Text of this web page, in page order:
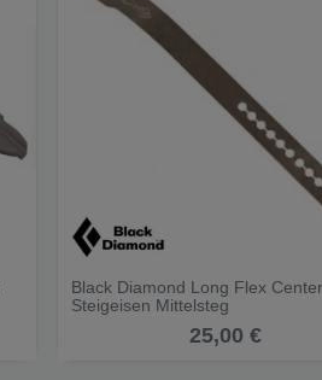
Black Diamond Long Flex
Steigeisen Mittelsteg
25,00 €